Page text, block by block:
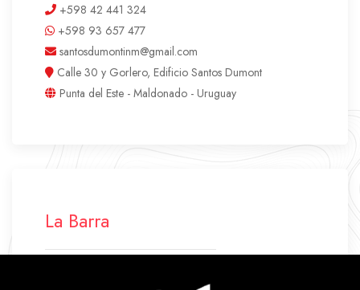
+598 42 441 324
+598 93 657 477
santosdumontinm@gmail.com
Calle 30 y Gorlero, Edificio Santos Dumont
Punta del Este - Maldonado - Uruguay
La Barra